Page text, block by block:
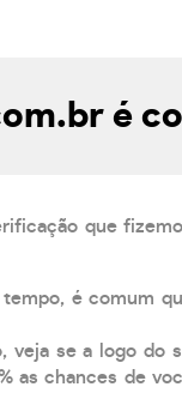
é
que
é comum
se a logo do
as chances de